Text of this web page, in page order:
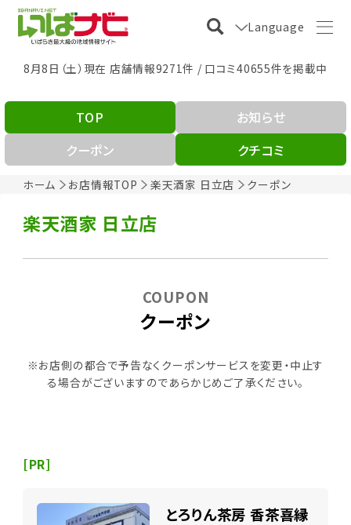
Language
8月8日（土）現在 店舗情報9271件 / 口コミ40655件を掲載中
ホーム お店情報TOP 楽天酒家 日立店 クーポン
TOP
お知らせ
クーポン
クチコミ
楽天酒家 日立店
クーポン
COUPON
※お店側の都合で予告なくクーポンサービスを変更・中止す
る場合がございますのであらかじめご了承ください。
[PR]
とろりん茶房 香茶喜縁